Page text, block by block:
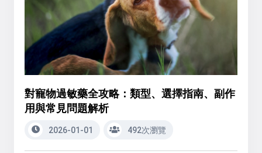
對寵物過敏藥全攻略：類型、選擇指南、副作
用與常見問題解析
2026-01-01 492次瀏覽